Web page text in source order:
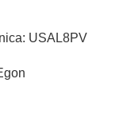
USAL8PV